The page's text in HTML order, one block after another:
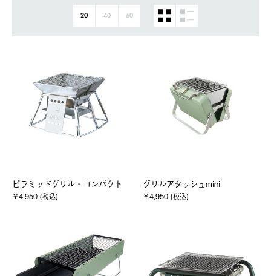
20 40 60
ピラミッドグリル・コンパクト
￥4,950 (税込)
グリルアタッシュmini
￥4,950 (税込)